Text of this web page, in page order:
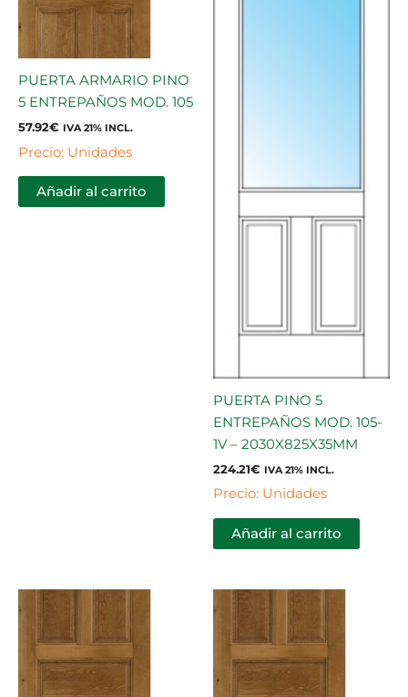
PUERTA ARMARIO PINO
5 ENTREPAÑOS MOD. 105
57.92€ IVA 21% INCL.
Precio: Unidades
Añadir al carrito
PUERTA PINO 5
ENTREPAÑOS MOD. 105-
1V – 2030X825X35MM
224.21€ IVA 21% INCL.
Precio: Unidades
Añadir al carrito